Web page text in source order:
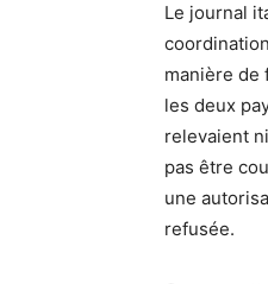
Le journal
manière de
les deux
relevaient
pas être
une
refusée.